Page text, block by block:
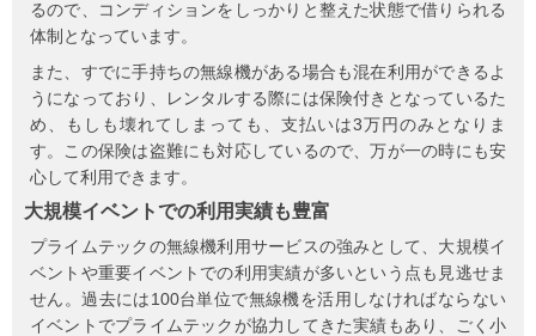
るので、コンディションをしっかりと整えた状態で借りられる
体制となっています。
また、すでに手持ちの無線機がある場合も混在利用ができるよ
うになっており、レンタルする際には保険付きとなっているた
め、もしも壊れてしまっても、支払いは3万円のみとなりま
す。この保険は盗難にも対応しているので、万が一の時にも安
心して利用できます。
大規模イベントでの利用実績も豊富
プライムテックの無線機利用サービスの強みとして、大規模イ
ベントや重要イベントでの利用実績が多いという点も見逃せま
せん。過去には100台単位で無線機を活用しなければならない
イベントでプライムテックが協力してきた実績もあり、ごく小